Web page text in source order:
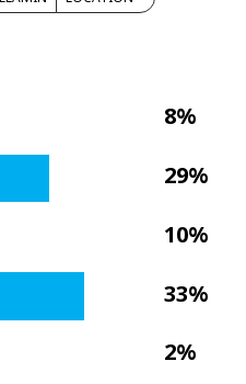
8%
29%
10%
33%
2%